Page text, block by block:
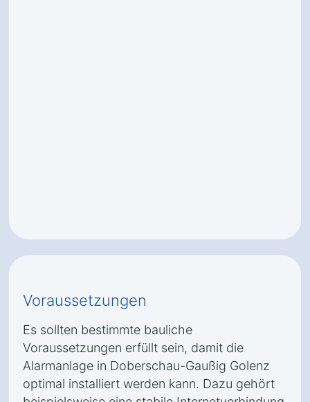
Voraussetzungen
Es sollten bestimmte bauliche
Voraussetzungen erfüllt sein, damit die
Alarmanlage in Doberschau-Gaußig Golenz
optimal installiert werden kann. Dazu gehört